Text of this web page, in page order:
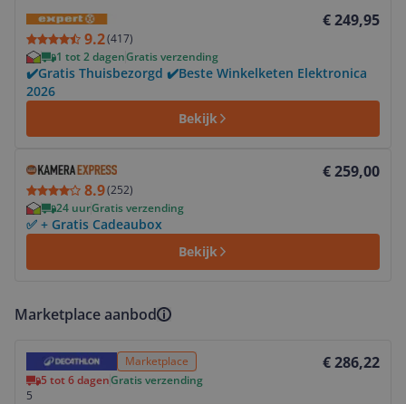
9.2(417)
€ 249,95
1 tot 2 dagenGratis verzending
✔️Gratis Thuisbezorgd ✔️Beste Winkelketen Elektronica
2026
Bekijk
8.9(252)
€ 259,00
24 uurGratis verzending
✅ + Gratis Cadeaubox
Bekijk
Marketplace aanbod
Marketplace € 286,22
5 tot 6 dagenGratis verzending
5
Bekijk product